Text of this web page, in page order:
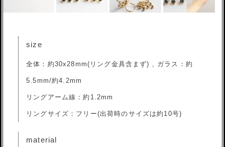
size
全体：約30x28mm(リング金具含まず) , ガラス：約
5.5mm/約4.2mm
リングアーム線：約1.2mm
リングサイズ：フリー(出荷時のサイズは約10号)
material